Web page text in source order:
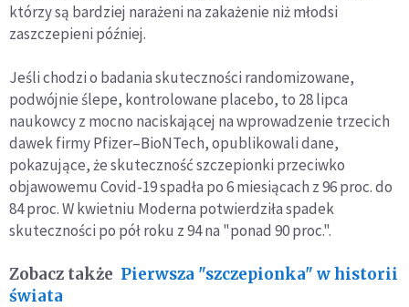
którzy są bardziej narażeni na zakażenie niż młodsi
zaszczepieni później.
Jeśli chodzi o badania skuteczności randomizowane,
podwójnie ślepe, kontrolowane placebo, to 28 lipca
naukowcy z mocno naciskającej na wprowadzenie trzecich
dawek firmy Pfizer–BioNTech, opublikowali dane,
pokazujące, że skuteczność szczepionki przeciwko
objawowemu Covid-19 spadła po 6 miesiącach z 96 proc. do
84 proc. W kwietniu Moderna potwierdziła spadek
skuteczności po pół roku z 94 na "ponad 90 proc.".
Zobacz także Pierwsza "szczepionka" w historii
świata